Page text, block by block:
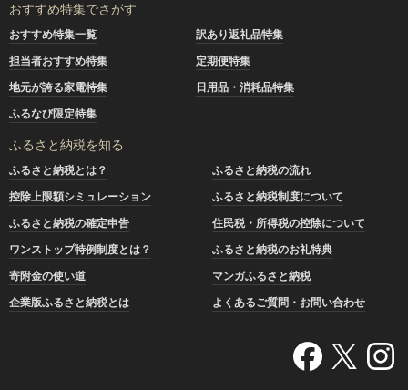
おすすめ特集でさがす
おすすめ特集一覧
訳あり返礼品特集
担当者おすすめ特集
定期便特集
地元が誇る家電特集
日用品・消耗品特集
ふるなび限定特集
ふるさと納税を知る
ふるさと納税とは？
ふるさと納税の流れ
控除上限額シミュレーション
ふるさと納税制度について
ふるさと納税の確定申告
住民税・所得税の控除について
ワンストップ特例制度とは？
ふるさと納税のお礼特典
寄附金の使い道
マンガふるさと納税
企業版ふるさと納税とは
よくあるご質問・お問い合わせ